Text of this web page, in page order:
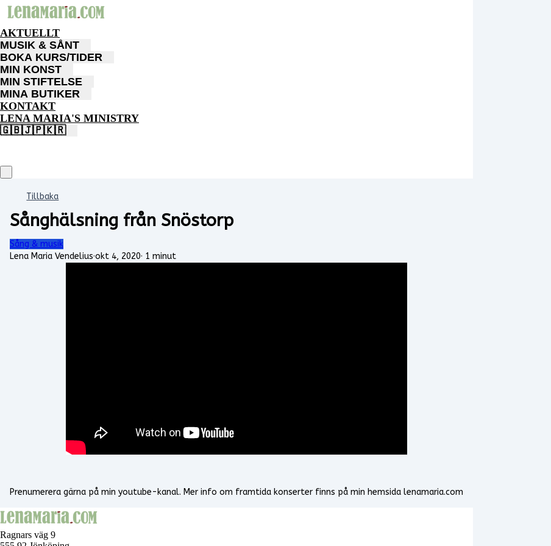
AKTUELLT
MUSIK & SÅNT
BOKA KURS/TIDER
MIN KONST
MIN STIFTELSE
MINA BUTIKER
KONTAKT
LENA MARIA'S MINISTRY
🇬🇧🇯🇵🇰🇷
Tillbaka
Sånghälsning från Snöstorp
Sång & musik
Lena Maria Vendelius·okt 4, 2020· 1 minut
Prenumerera gärna på min youtube-kanal. Mer info om framtida konserter finns på min hemsida lenamaria.com
Ragnars väg 9